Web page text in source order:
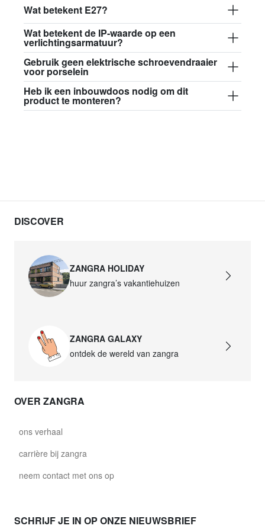
glass013 - opaal plastic
€ 84,50
david.wa.b.glass017
glass017 - melkglas
david.wa.b.glass018
€ 89,00
Wat betekent E27?
Wat betekent de IP-waarde op een
verlichtingsarmatuur?
Gebruik geen elektrische schroevendraaier
voor porselein
Heb ik een inbouwdoos nodig om dit
product te monteren?
DISCOVER
ZANGRA HOLIDAY
huur zangra’s vakantiehuizen
ZANGRA GALAXY
ontdek de wereld van zangra
OVER ZANGRA
ons verhaal
carrière bij zangra
neem contact met ons op
SCHRIJF JE IN OP ONZE NIEUWSBRIEF